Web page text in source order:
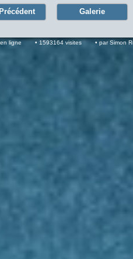
Précédent Galerie
ligne 1593164 visites par Simon